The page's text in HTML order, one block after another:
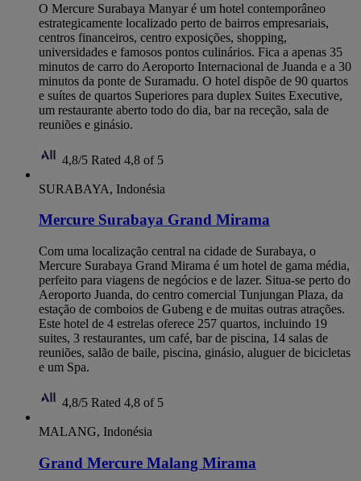
O Mercure Surabaya Manyar é um hotel contemporâneo
estrategicamente localizado perto de bairros empresariais,
centros financeiros, centro exposições, shopping,
universidades e famosos pontos culinários. Fica a apenas 35
minutos de carro do Aeroporto Internacional de Juanda e a 30
minutos da ponte de Suramadu. O hotel dispõe de 90 quartos
e suítes de quartos Superiores para duplex Suites Executive,
um restaurante aberto todo do dia, bar na receção, sala de
reuniões e ginásio.
4,8/5 Rated 4,8 of 5
SURABAYA, Indonésia
Mercure Surabaya Grand Mirama
Com uma localização central na cidade de Surabaya, o
Mercure Surabaya Grand Mirama é um hotel de gama média,
perfeito para viagens de negócios e de lazer. Situa-se perto do
Aeroporto Juanda, do centro comercial Tunjungan Plaza, da
estação de comboios de Gubeng e de muitas outras atrações.
Este hotel de 4 estrelas oferece 257 quartos, incluindo 19
suites, 3 restaurantes, um café, bar de piscina, 14 salas de
reuniões, salão de baile, piscina, ginásio, aluguer de bicicletas
e um Spa.
4,8/5 Rated 4,8 of 5
MALANG, Indonésia
Grand Mercure Malang Mirama